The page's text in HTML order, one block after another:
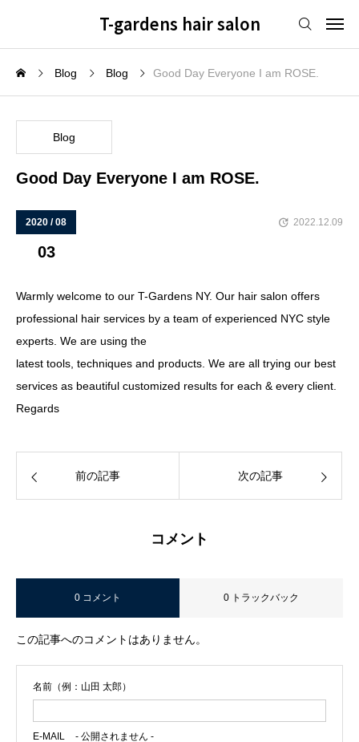
T-gardens hair salon
Blog Blog Good Day Everyone I am ROSE.
Blog
Good Day Everyone I am ROSE.
2020 / 08
03
2022.12.09
Warmly welcome to our T-Gardens NY. Our hair salon offers
professional hair services by a team of experienced NYC style
experts. We are using the
latest tools, techniques and products. We are all trying our best
services as beautiful customized results for each & every client.
Regards
前の記事 次の記事
コメント
0 コメント 0 トラックバック
この記事へのコメントはありません。
名前（例：山田 太郎）
E-MAIL - 公開されません -